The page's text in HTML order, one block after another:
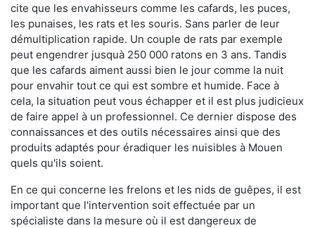
cite que les envahisseurs comme les cafards, les puces,
les punaises, les rats et les souris. Sans parler de leur
démultiplication rapide. Un couple de rats par exemple
peut engendrer jusquà 250 000 ratons en 3 ans. Tandis
que les cafards aiment aussi bien le jour comme la nuit
pour envahir tout ce qui est sombre et humide. Face à
cela, la situation peut vous échapper et il est plus judicieux
de faire appel à un professionnel. Ce dernier dispose des
connaissances et des outils nécessaires ainsi que des
produits adaptés pour éradiquer les nuisibles à Mouen
quels qu'ils soient.
En ce qui concerne les frelons et les nids de guêpes, il est
important que l'intervention soit effectuée par un
spécialiste dans la mesure où il est dangereux de